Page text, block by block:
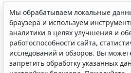
- налогоплательщики
декларациюиуплачиваютналог
- налоговые агенты
за 2015 г.
Мы обрабатываем локальные
браузера и используем
аналитики в целях улучшения и
работоспособности сайта,
исследований и обзоров. Вы
запретить обработку указанных